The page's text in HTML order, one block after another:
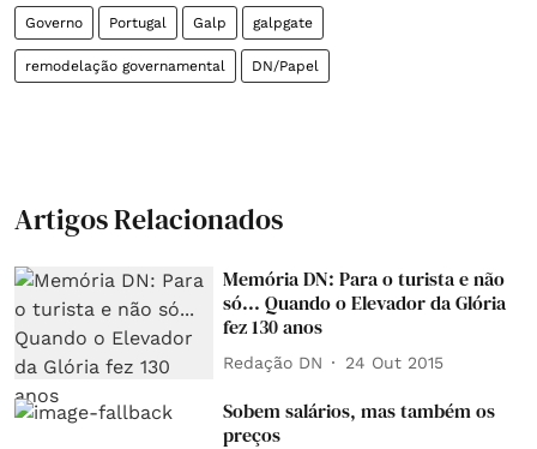
Governo Portugal Galp galpgate
remodelação governamental DN/Papel
Artigos Relacionados
Memória DN: Para o turista e não
só... Quando o Elevador da Glória
fez 130 anos
Redação DN 24 Out 2015
Sobem salários, mas também os
preços